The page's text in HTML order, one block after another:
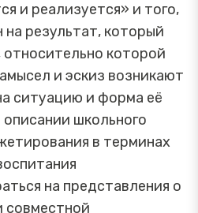
и реализуется» и того,
на результат, который
которой
и эскиз возникают
ситуацию и форма её
описании школьного
в терминах
на представления о
совместной